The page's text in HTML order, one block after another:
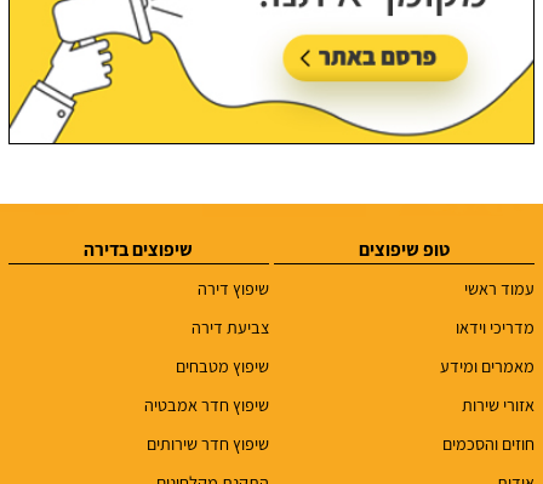
טופ שיפוצים
עמוד ראשי
מדריכי וידאו
מאמרים ומידע
אזורי שירות
חוזים והסכמים
שיפוצים בדירה
שיפוץ דירה
צביעת דירה
שיפוץ מטבחים
שיפוץ חדר אמבטיה
שיפוץ חדר שירותים